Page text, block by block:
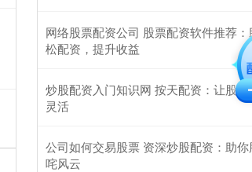
网络股票配资公司 股票配资软件推荐
松配资，提升收益
炒股配资入门知识网 按天配资：让股
灵活
公司如何交易股票 资深炒股配资：助
咤风云